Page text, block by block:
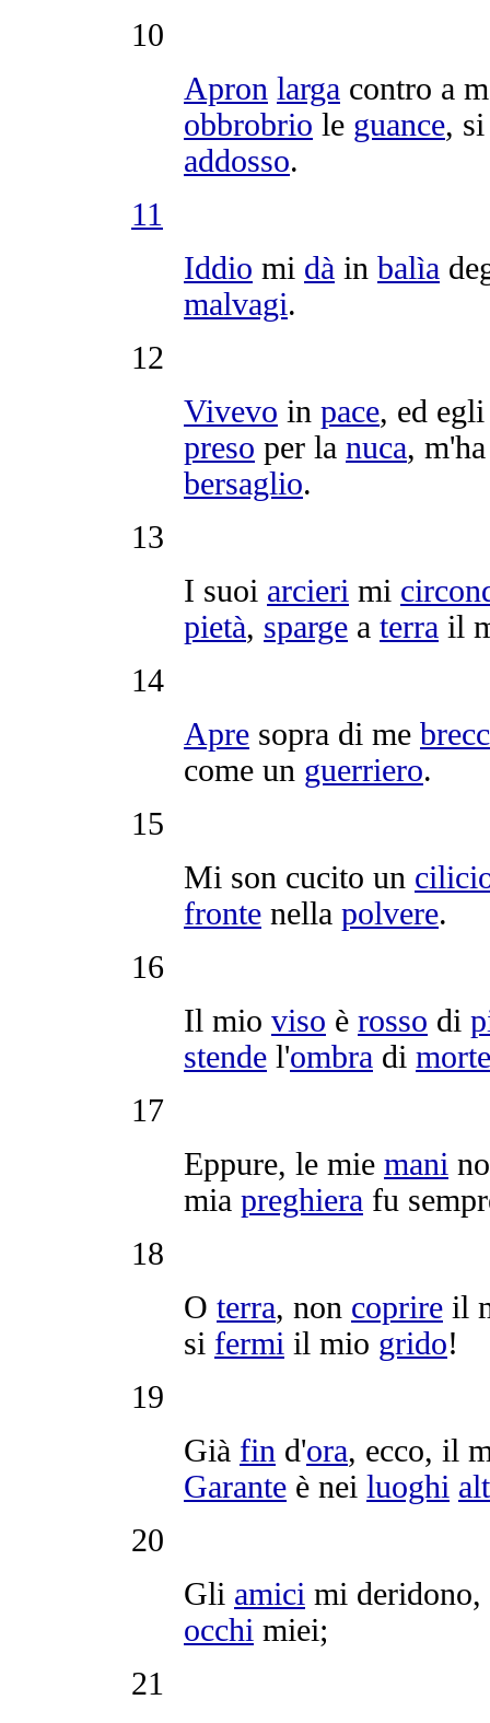
10
Apron larga contro a
obbrobrio le guance,
addosso.
11
Iddio mi dà in balìa
malvagi.
12
Vivevo in pace, ed
preso per la nuca,
bersaglio.
13
I suoi arcieri mi
pietà, sparge a terra il
14
Apre sopra di me
come un guerriero.
15
Mi son cucito un
fronte nella polvere.
16
Il mio viso è rosso di
stende l'ombra di morte
17
Eppure, le mie mani
mia preghiera fu
18
O terra, non coprire il
si fermi il mio grido!
19
Già fin d'ora, ecco, il
Garante è nei luoghi
20
Gli amici mi deridono,
occhi miei;
21